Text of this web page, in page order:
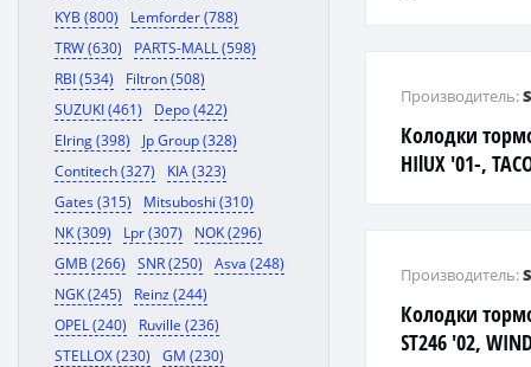
KYB (800)
Lemforder (788)
TRW (630)
PARTS-MALL (598)
RBI (534)
Filtron (508)
SUZUKI (461)
Depo (422)
Elring (398)
Jp Group (328)
Contitech (327)
KIA (323)
Gates (315)
Mitsuboshi (310)
NK (309)
Lpr (307)
NOK (296)
GMB (266)
SNR (250)
Asva (248)
NGK (245)
Reinz (244)
OPEL (240)
Ruville (236)
STELLOX (230)
GM (230)
Колодки
HIlUX '01-,
Производитель:
Колодки
ST246 '02,
Производитель: